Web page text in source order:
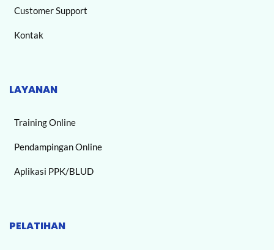
Customer Support
Kontak
LAYANAN
Training Online
Pendampingan Online
Aplikasi PPK/BLUD
PELATIHAN